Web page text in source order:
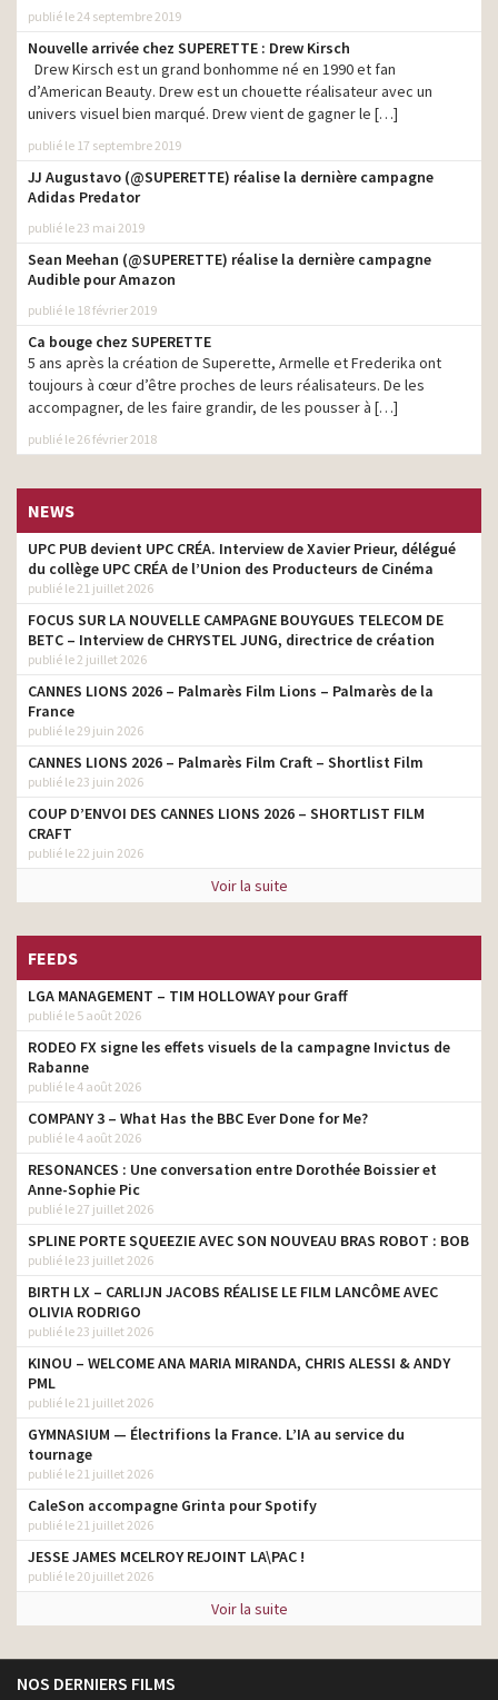
publié le 24 septembre 2019
Nouvelle arrivée chez SUPERETTE : Drew Kirsch
Drew Kirsch est un grand bonhomme né en 1990 et fan
d’American Beauty. Drew est un chouette réalisateur avec un
univers visuel bien marqué. Drew vient de gagner le […]
publié le 17 septembre 2019
JJ Augustavo (@SUPERETTE) réalise la dernière campagne
Adidas Predator
publié le 23 mai 2019
Sean Meehan (@SUPERETTE) réalise la dernière campagne
Audible pour Amazon
publié le 18 février 2019
Ca bouge chez SUPERETTE
5 ans après la création de Superette, Armelle et Frederika ont
toujours à cœur d’être proches de leurs réalisateurs. De les
accompagner, de les faire grandir, de les pousser à […]
publié le 26 février 2018
NEWS
UPC PUB devient UPC CRÉA. Interview de Xavier Prieur, délégué
du collège UPC CRÉA de l’Union des Producteurs de Cinéma
publié le 21 juillet 2026
FOCUS SUR LA NOUVELLE CAMPAGNE BOUYGUES TELECOM DE
BETC – Interview de CHRYSTEL JUNG, directrice de création
publié le 2 juillet 2026
CANNES LIONS 2026 – Palmarès Film Lions – Palmarès de la
France
publié le 29 juin 2026
CANNES LIONS 2026 – Palmarès Film Craft – Shortlist Film
publié le 23 juin 2026
COUP D’ENVOI DES CANNES LIONS 2026 – SHORTLIST FILM
CRAFT
publié le 22 juin 2026
Voir la suite
FEEDS
LGA MANAGEMENT – TIM HOLLOWAY pour Graff
publié le 5 août 2026
RODEO FX signe les effets visuels de la campagne Invictus de
Rabanne
publié le 4 août 2026
COMPANY 3 – What Has the BBC Ever Done for Me?
publié le 4 août 2026
RESONANCES : Une conversation entre Dorothée Boissier et
Anne-Sophie Pic
publié le 27 juillet 2026
SPLINE PORTE SQUEEZIE AVEC SON NOUVEAU BRAS ROBOT : BOB
publié le 23 juillet 2026
BIRTH LX – CARLIJN JACOBS RÉALISE LE FILM LANCÔME AVEC
OLIVIA RODRIGO
publié le 23 juillet 2026
KINOU – WELCOME ANA MARIA MIRANDA, CHRIS ALESSI & ANDY
PML
publié le 21 juillet 2026
GYMNASIUM — Électrifions la France. L’IA au service du
tournage
publié le 21 juillet 2026
CaleSon accompagne Grinta pour Spotify
publié le 21 juillet 2026
JESSE JAMES MCELROY REJOINT LA\PAC !
publié le 20 juillet 2026
Voir la suite
NOS DERNIERS FILMS